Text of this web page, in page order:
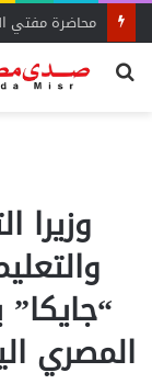
محاضرة مفتي
بحث
وزيرا
المصري